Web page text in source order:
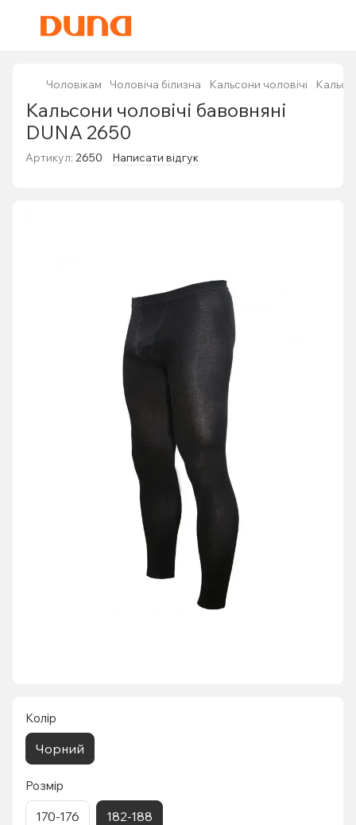
Чоловікам Чоловіча білизна Кальсони чоловічі
Кальсони чоловічі бавовняні
DUNA 2650
Артикул: 2650 Написати відгук
Колір
Чорний
Розмір
170-176 182-188